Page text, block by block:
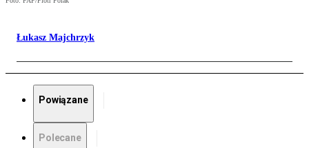
Łukasz Majchrzyk
Powiązane
Polecane